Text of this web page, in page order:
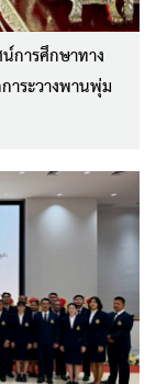
การศึกษาทาง
าระ​วางพานพุ่ม​